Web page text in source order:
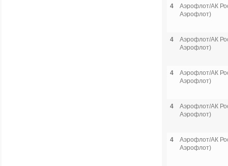
4
Аэрофлот/АК
Аэрофлот)
4
Аэрофлот/АК
Аэрофлот)
4
Аэрофлот/АК
Аэрофлот)
4
Аэрофлот/АК
Аэрофлот)
4
Аэрофлот/АК
Аэрофлот)